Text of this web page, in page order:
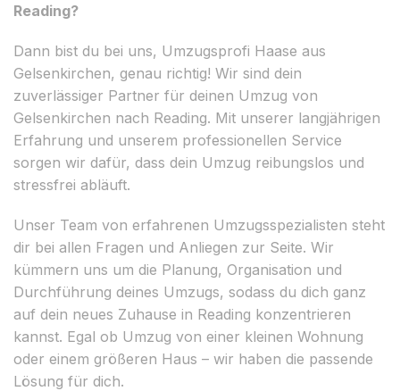
Reading?
Dann bist du bei uns, Umzugsprofi Haase aus
Gelsenkirchen, genau richtig! Wir sind dein
zuverlässiger Partner für deinen Umzug von
Gelsenkirchen nach Reading. Mit unserer langjährigen
Erfahrung und unserem professionellen Service
sorgen wir dafür, dass dein Umzug reibungslos und
stressfrei abläuft.
Unser Team von erfahrenen Umzugsspezialisten steht
dir bei allen Fragen und Anliegen zur Seite. Wir
kümmern uns um die Planung, Organisation und
Durchführung deines Umzugs, sodass du dich ganz
auf dein neues Zuhause in Reading konzentrieren
kannst. Egal ob Umzug von einer kleinen Wohnung
oder einem größeren Haus – wir haben die passende
Lösung für dich.